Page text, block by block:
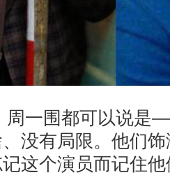
周一围都可以说是
没有局限。他们
这个演员而记住